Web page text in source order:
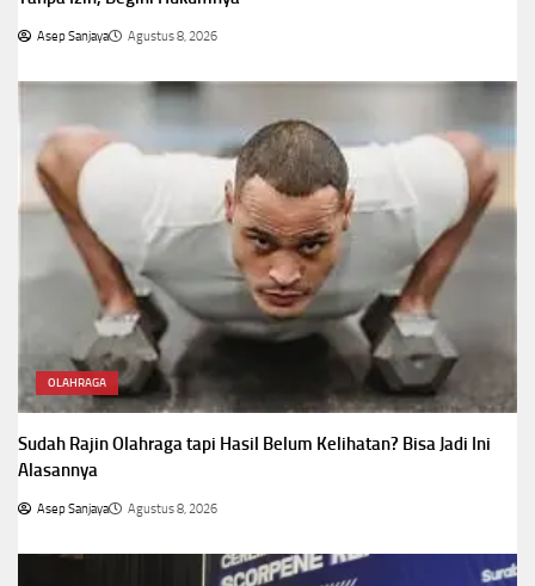
Asep Sanjaya Agustus 8, 2026
OLAHRAGA
Sudah Rajin Olahraga tapi Hasil Belum Kelihatan? Bisa Jadi Ini
Alasannya
Asep Sanjaya Agustus 8, 2026